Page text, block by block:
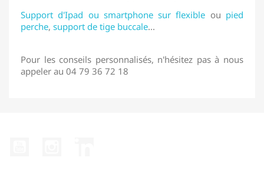
Support d'Ipad ou smartphone sur flexible ou pied
perche, support de tige buccale...
Pour les conseils personnalisés, n'hésitez pas à nous
appeler au 04 79 36 72 18